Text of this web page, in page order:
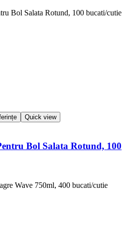
Quick view
Bol Salata Rotund, 100